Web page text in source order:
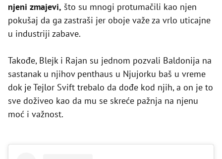
njeni zmajevi, što su mnogi protumačili kao njen
pokušaj da ga zastraši jer oboje važe za vrlo uticajne
u industriji zabave.
Takođe, Blejk i Rajan su jednom pozvali Baldonija na
sastanak u njihov penthaus u Njujorku baš u vreme
dok je Tejlor Svift trebalo da dođe kod njih, a on je to
sve doživeo kao da mu se skreće pažnja na njenu
moć i važnost.